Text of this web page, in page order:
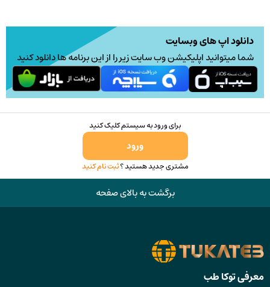
دانلود اپ های وبسایت
شما میتوانید اپلیکیشن وب سایت زیر را از این برنامه ها دانلود کنید
برای ورود به سیستم کلیک کنید
ورود
مشتری جدید هستید ؟ثبت نام کنید
برگشت به بالای صفحه
معرفی توکا طب